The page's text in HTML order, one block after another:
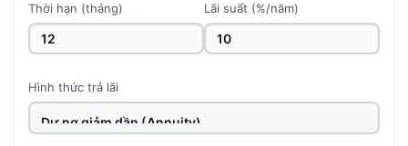
Thời hạn (tháng) Lãi suất (%/năm)
Hình thức trả lãi